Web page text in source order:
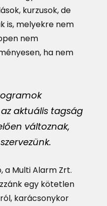
kurzusok, de
is, melyekre nem
nem
ha nem
aktuális tagság
változnak,
a Multi Alarm Zrt.
egy kötetlen
karácsonykor